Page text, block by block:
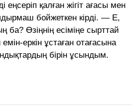
қалған жігіт ағасы мен
бойжеткен кірді. — Е,
Өзіңнің есіміңе сырттай
еркін ұстаған отағасына
бірін ұсындым.